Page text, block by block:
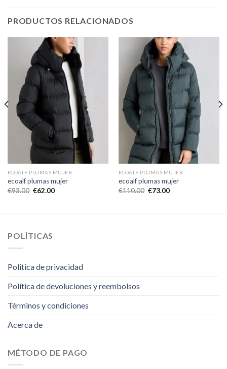
PRODUCTOS RELACIONADOS
ECOALF PLUMAS MUJER
ecoalf plumas mujer
€93.00 €62.00
ECOALF PLUMAS MUJER
ecoalf plumas mujer
€110.00 €73.00
POLÍTICAS
Politica de privacidad
Política de devoluciones y reembolsos
Términos y condiciones
Acerca de
MÉTODO DE PAGO